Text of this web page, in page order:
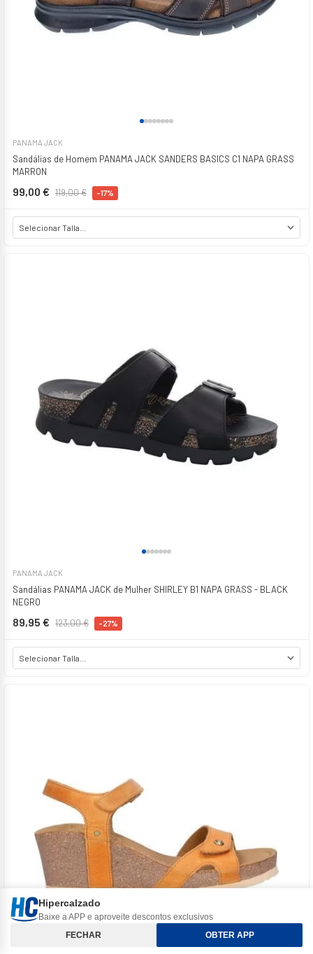
PANAMA JACK
Sandálias de Homem PANAMA JACK SANDERS BASICS C1 NAPA GRASS
MARRON
99,00 € 119,00 € -17%
PANAMA JACK
Sandálias PANAMA JACK de Mulher SHIRLEY B1 NAPA GRASS - BLACK
NEGRO
89,95 € 123,00 € -27%
Classificar e Filtros
Hipercalzado
Baixe a APP e aproveite descontos exclusivos
FECHAR
OBTER APP